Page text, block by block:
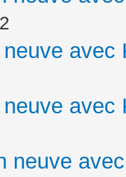
avec
avec
neuve